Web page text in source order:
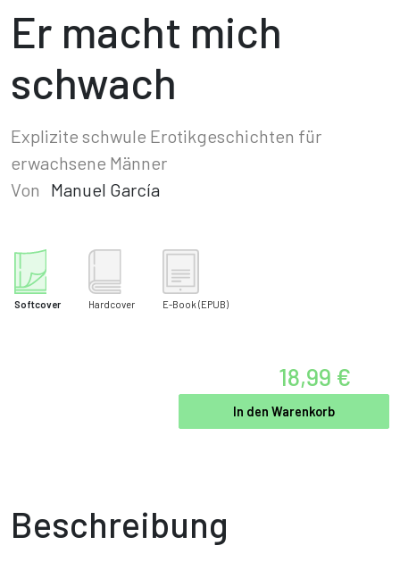
Er macht mich
schwach
Explizite schwule Erotikgeschichten für
erwachsene Männer
Von
Manuel García
Softcover Hardcover E-Book (EPUB)
18,99 €
In den Warenkorb
Beschreibung